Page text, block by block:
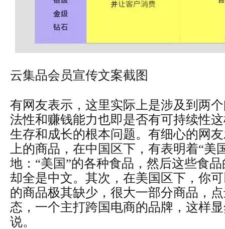
云集品会员宣传文案截图
有网友表示，这里实际上是涉及到两
法性和赚钱能力也即是否有可持续性
生存和成长的根本问题。有细心的网
上的商品，在中国区下，有表明着“美
地：“美国”的各种食品，然后这些食
却全是中文。其次，在美国区下，你
的商品极其缺少，很大一部分商品，
态，一个主打跨国电商的品牌，这样
说。